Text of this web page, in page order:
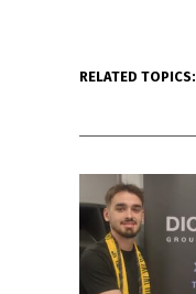
RELATED TOPICS: